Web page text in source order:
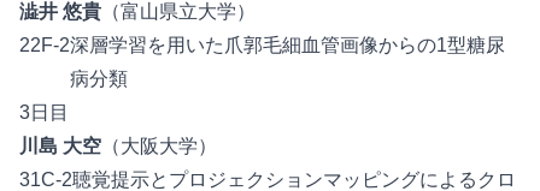
澁井 悠貴 （富山県立大学）
22F-2深層学習を用いた爪郭毛細血管画像からの1型糖尿
病分類
3日目
川島 大空 （大阪大学）
31C-2聴覚提示とプロジェクションマッピングによるクロ